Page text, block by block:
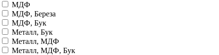
МДФ
МДФ, Береза
МДФ, Бук
Металл, Бук
Металл, МДФ
Металл, МДФ, Бук